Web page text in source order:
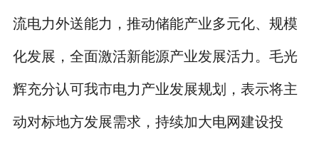
流电力外送能力，推动储能产业多元化、规模
化发展，全面激活新能源产业发展活力。毛光
辉充分认可我市电力产业发展规划，表示将主
动对标地方发展需求，持续加大电网建设投